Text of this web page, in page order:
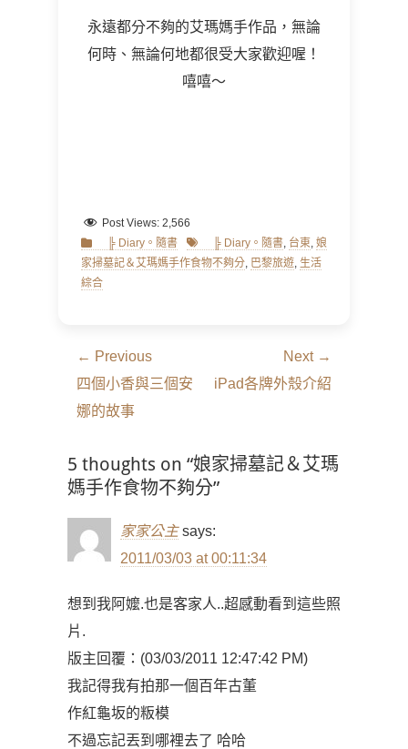
永遠都分不夠的艾瑪媽手作品，無論
何時、無論何地都很受大家歡迎喔！
嘻嘻～
Post Views: 2,566
Categories
╠ Diary。隨書 Tags ╠ Diary。隨書, 台東, 娘
家掃墓記＆艾瑪媽手作食物不夠分, 巴黎旅遊, 生活
綜合
文
章
導
覽
← Previous
Previous
post:
四個小香與三個安
娜的故事
Next →
Next
iPad各牌外殼介紹
5 thoughts on “娘家掃墓記＆艾瑪
媽手作食物不夠分”
家家公主 says:
2011/03/03 at 00:11:34
想到我阿嬤.也是客家人..超感動看到這些照
片.
版主回覆：(03/03/2011 12:47:42 PM)
我記得我有拍那一個百年古董
作紅龜坂的粄模
不過忘記丟到哪裡去了 哈哈